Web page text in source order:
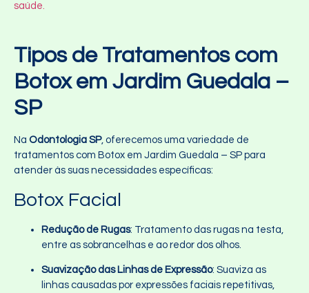
saúde.
Tipos de Tratamentos com
Botox em Jardim Guedala –
SP
Na Odontologia SP, oferecemos uma variedade de
tratamentos com Botox em Jardim Guedala – SP para
atender às suas necessidades específicas:
Botox Facial
Redução de Rugas: Tratamento das rugas na testa,
entre as sobrancelhas e ao redor dos olhos.
Suavização das Linhas de Expressão: Suaviza as
linhas causadas por expressões faciais repetitivas,